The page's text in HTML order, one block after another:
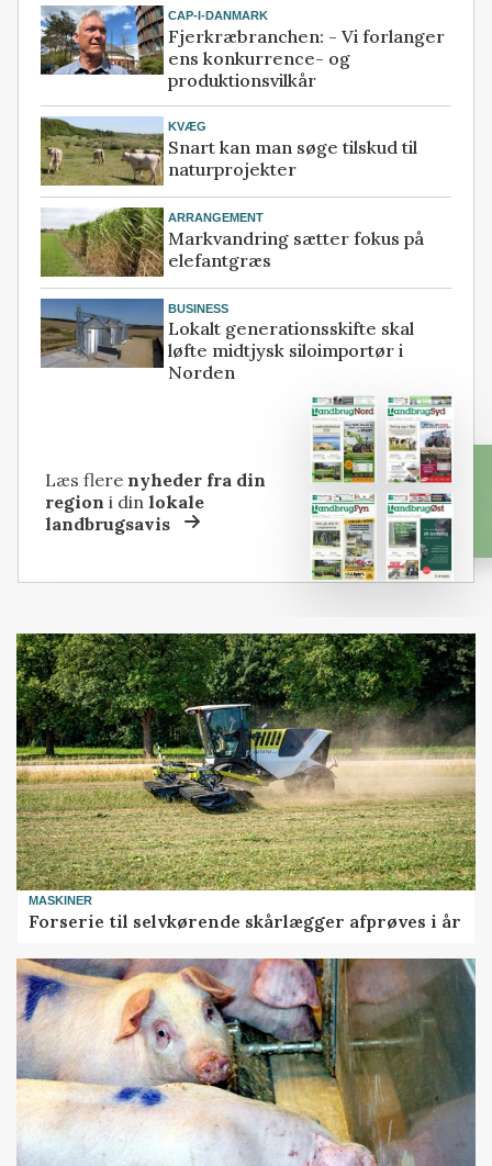
CAP-I-DANMARK
Fjerkræbranchen: - Vi forlanger
ens konkurrence- og
produktionsvilkår
KVÆG
Snart kan man søge tilskud til
naturprojekter
ARRANGEMENT
Markvandring sætter fokus på
elefantgræs
BUSINESS
Lokalt generationsskifte skal
løfte midtjysk siloimportør i
Norden
Læs flere nyheder fra din
region i dinlokale
landbrugsavis
MASKINER
Forserie til selvkørende skårlægger afprøves i år